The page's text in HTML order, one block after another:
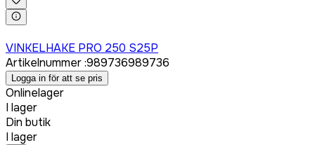
VINKELHAKE PRO 250 S25P
Artikelnummer:989736989736
Logga in för att se pris
Onlinelager
I lager
Din butik
I lager